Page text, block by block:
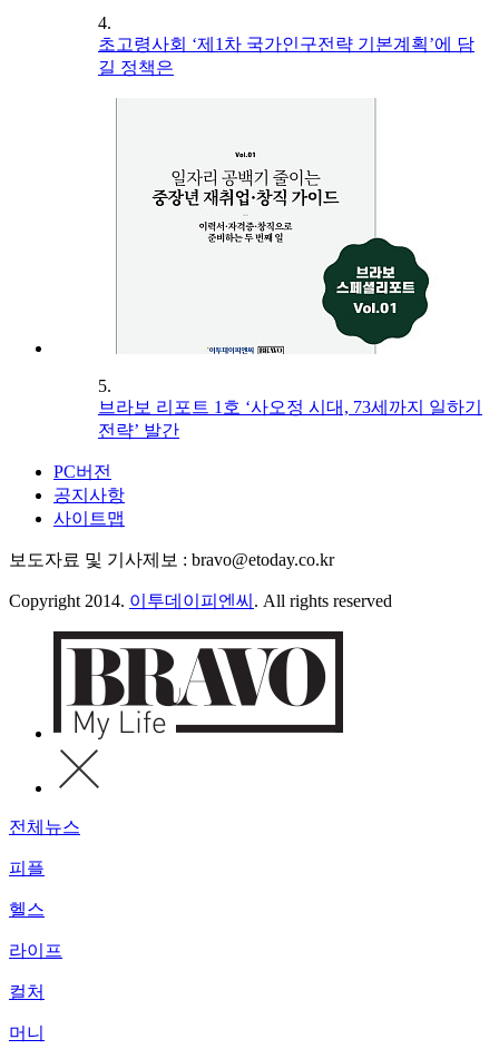
4.
초고령사회 ‘제1차 국가인구전략 기본계획’에 담
길 정책은
5.
브라보 리포트 1호 ‘사오정 시대, 73세까지 일하기
전략’ 발간
PC버전
공지사항
사이트맵
보도자료 및 기사제보 : bravo@etoday.co.kr
Copyright 2014. 이투데이피엔씨 . All rights reserved
전체뉴스
피플
헬스
라이프
컬처
머니